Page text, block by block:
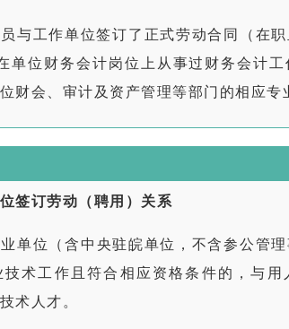
与工作单位签订了正式劳动合同（在
单位财务会计岗位上从事过财务会计
财会、审计及资产管理等部门的相应专
签订劳动（聘用）关系
单位（含中央驻皖单位，不含参公管
术工作且符合相应资格条件的，与用
术人才。